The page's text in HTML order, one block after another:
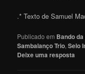
.* Texto de Samuel
Publicado em Bando da
Sambalanço Trio,Selo
Deixe uma resposta